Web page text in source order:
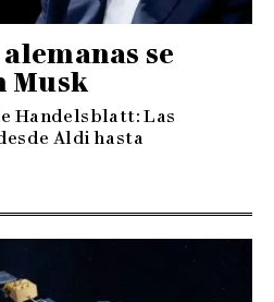
se
Musk
Handelsblatt: Las
Aldi hasta